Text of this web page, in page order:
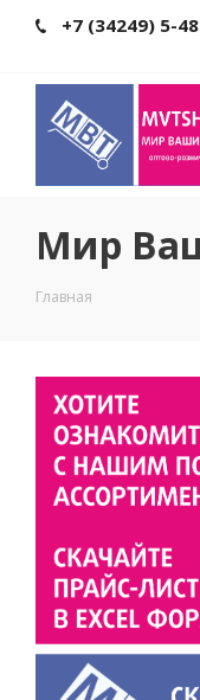
+7 (34249) 5-
Мир
Главная